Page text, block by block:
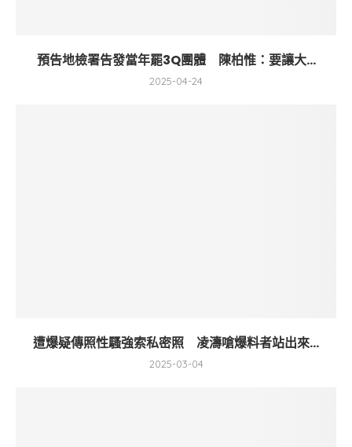
預告地檢署告發當年罷3Q團體 陳柏惟：要讓大...
2025-04-24
遭爆疑傳照性騷強索私密照 凌濤嗆爆料者站出來...
2025-03-04